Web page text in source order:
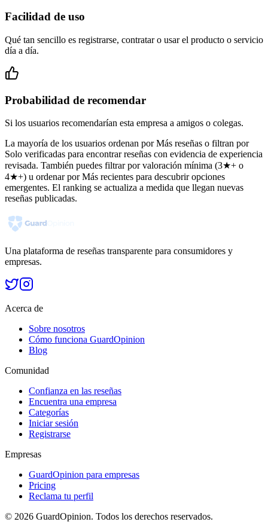
Facilidad de uso
Qué tan sencillo es registrarse, contratar o usar el producto o servicio
día a día.
Probabilidad de recomendar
Si los usuarios recomendarían esta empresa a amigos o colegas.
La mayoría de los usuarios ordenan por Más reseñas o filtran por
Solo verificadas para encontrar reseñas con evidencia de experiencia
revisada. También puedes filtrar por valoración mínima (3★+ o
4★+) u ordenar por Más recientes para descubrir opciones
emergentes. El ranking se actualiza a medida que llegan nuevas
reseñas publicadas.
Una plataforma de reseñas transparente para consumidores y
empresas.
Acerca de
Sobre nosotros
Cómo funciona GuardOpinion
Blog
Comunidad
Confianza en las reseñas
Encuentra una empresa
Categorías
Iniciar sesión
Registrarse
Empresas
GuardOpinion para empresas
Pricing
Reclama tu perfil
© 2026 GuardOpinion. Todos los derechos reservados.